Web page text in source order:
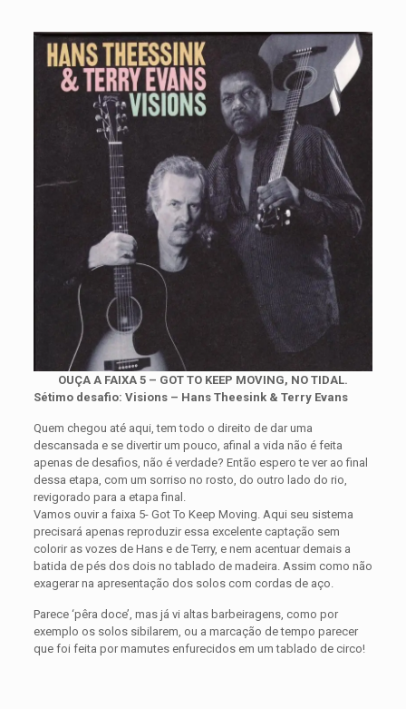
OUÇA A FAIXA 5 – GOT TO KEEP MOVING, NO TIDAL.
Sétimo desafio: Visions – Hans Theesink & Terry Evans
Quem chegou até aqui, tem todo o direito de dar uma
descansada e se divertir um pouco, afinal a vida não é feita
apenas de desafios, não é verdade? Então espero te ver ao final
dessa etapa, com um sorriso no rosto, do outro lado do rio,
revigorado para a etapa final.
Vamos ouvir a faixa 5- Got To Keep Moving. Aqui seu sistema
precisará apenas reproduzir essa excelente captação sem
colorir as vozes de Hans e de Terry, e nem acentuar demais a
batida de pés dos dois no tablado de madeira. Assim como não
exagerar na apresentação dos solos com cordas de aço.
Parece ‘pêra doce’, mas já vi altas barbeiragens, como por
exemplo os solos sibilarem, ou a marcação de tempo parecer
que foi feita por mamutes enfurecidos em um tablado de circo!